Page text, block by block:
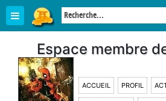
Espace membre
ACCUEIL PROFIL